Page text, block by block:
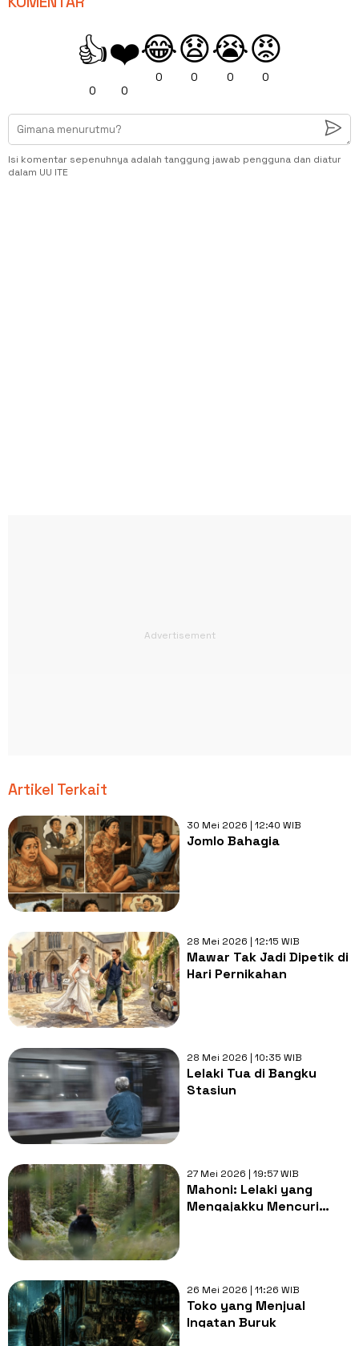
👍
0
❤️
0
😂
0
😧
0
😭
0
😡
0
Isi komentar sepenuhnya adalah tanggung jawab pengguna dan diatur
dalam UU ITE
Artikel Terkait
30 Mei 2026 | 12:40 WIB
Jomlo Bahagia
28 Mei 2026 | 12:15 WIB
Mawar Tak Jadi Dipetik di
Hari Pernikahan
28 Mei 2026 | 10:35 WIB
Lelaki Tua di Bangku
Stasiun
27 Mei 2026 | 19:57 WIB
Mahoni: Lelaki yang
Mengajakku Mencuri
26 Mei 2026 | 11:26 WIB
Toko yang Menjual
Ingatan Buruk